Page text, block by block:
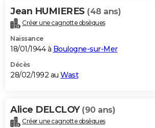
Jean HUMIERES (48 ans)
Créer une cagnotte obsèques
Naissance
18/01/1944 à Boulogne-sur-Mer
Décès
28/02/1992 au Wast
Alice DELCLOY (90 ans)
Créer une cagnotte obsèques